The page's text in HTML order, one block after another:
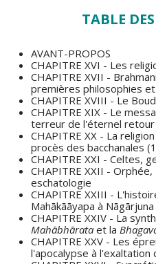
TABLE
AVANT-PROPOS
CHAPITRE XVI - Les
CHAPITRE XVII -
premières philosophies
CHAPITRE XVIII - Le
CHAPITRE XIX - Le
terreur de l'éternel retour
CHAPITRE XX - La
procès des bacchanales
CHAPITRE XXI - Celtes,
CHAPITRE XXII -
eschatologie
CHAPITRE XXIII -
Mahākāāyapa à Nāgārjuna
CHAPITRE XXIV - La
Mahābhārata et la
CHAPITRE XXV - Les
l'apocalypse à l'exaltation